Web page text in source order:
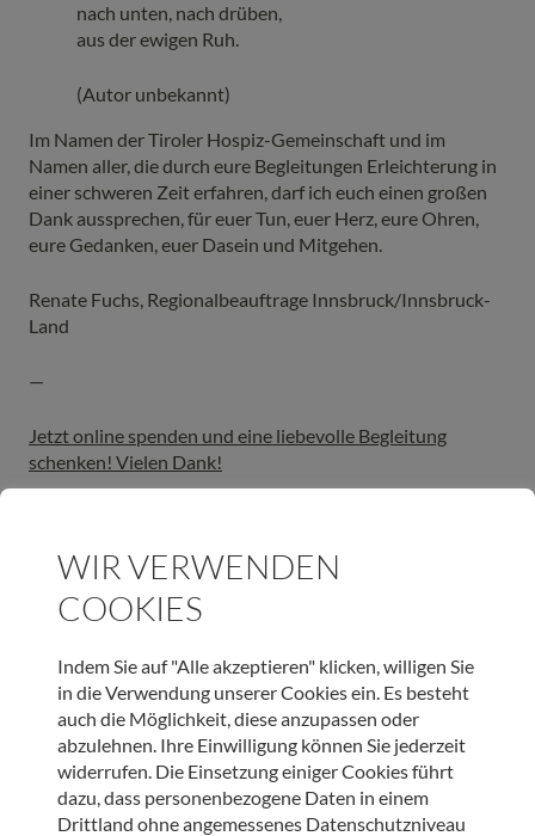
nach unten, nach drüben,
aus der ewigen Ruh.
(Autor unbekannt)
Im Namen der Tiroler Hospiz-Gemeinschaft und im
Namen aller, die durch eure Begleitungen Erleichterung in
einer schweren Zeit erfahren, darf ich euch einen großen
Dank aussprechen, für euer Tun, euer Herz, eure Ohren,
eure Gedanken, euer Dasein und Mitgehen.
Renate Fuchs, Regionalbeauftrage Innsbruck/Innsbruck-
Land
—
Jetzt online spenden und eine liebevolle Begleitung
schenken! Vielen Dank!
Hier können Sie sich anmelden!
SCHLAGWORTE
EHRENAMT
HOSPIZTEAM INNSBRUCK-LAND
HOSPIZTEAM INNSBRUCK-STADT
JAHRESABSCHLUSSRITUAL
WIR VERWENDEN
COOKIES
Indem Sie auf "Alle akzeptieren" klicken, willigen Sie
in die Verwendung unserer Cookies ein. Es besteht
auch die Möglichkeit, diese anzupassen oder
abzulehnen. Ihre Einwilligung können Sie jederzeit
widerrufen. Die Einsetzung einiger Cookies führt
dazu, dass personenbezogene Daten in einem
Drittland ohne angemessenes Datenschutzniveau